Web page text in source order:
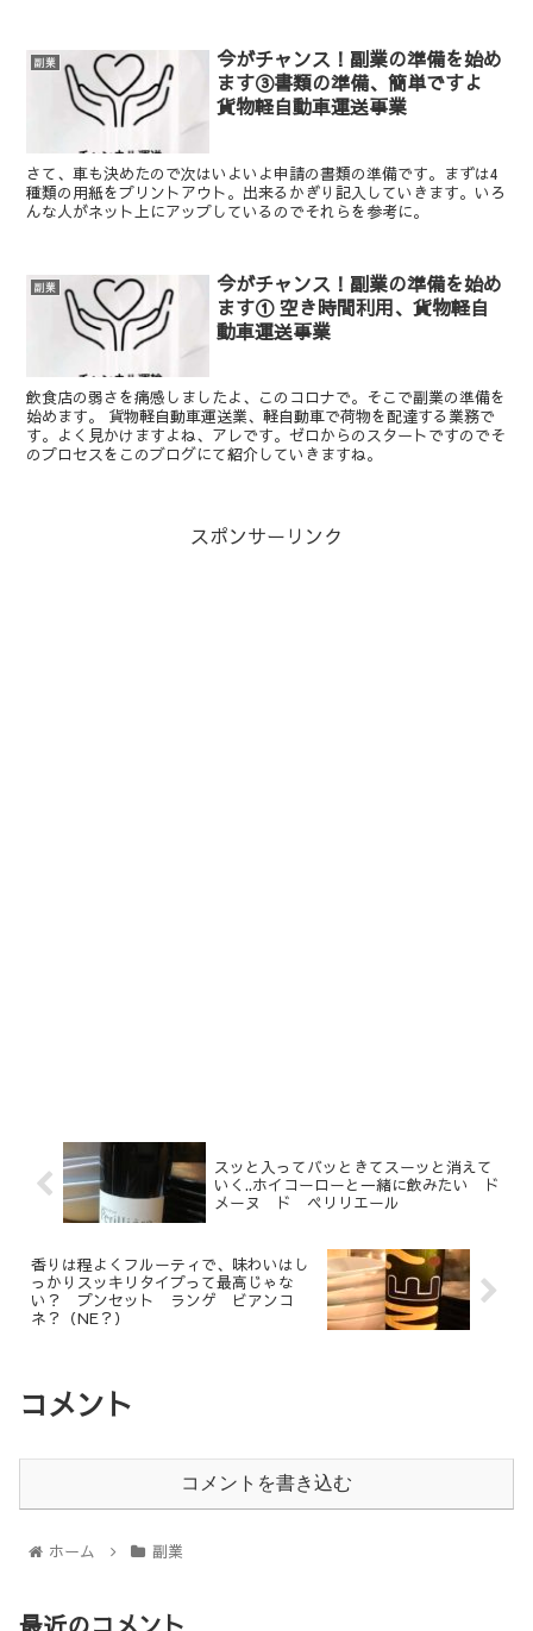
副業
今がチャンス！副業の準備を始め
ます③書類の準備、簡単ですよ
貨物軽自動車運送事業
さて、車も決めたので次はいよいよ申請の書類の準備です。まずは4
種類の用紙をプリントアウト。出来るかぎり記入していきます。いろ
んな人がネット上にアップしているのでそれらを参考に。
副業
今がチャンス！副業の準備を始め
ます① 空き時間利用、貨物軽自
動車運送事業
飲食店の弱さを痛感しましたよ、このコロナで。そこで副業の準備を
始めます。 貨物軽自動車運送業、軽自動車で荷物を配達する業務で
す。よく見かけますよね、アレです。ゼロからのスタートですのでそ
のプロセスをこのブログにて紹介していきますね。
スポンサーリンク
スッと入ってバッときてスーッと消えて
いく..ホイコーローと一緒に飲みたい ド
メーヌ ド ペリリエール
香りは程よくフルーティで、味わいはし
っかりスッキリタイプって最高じゃな
い？ プンセット ランゲ ビアンコ
ネ？（NE？）
コメント
コメントを書き込む
ホーム 副業